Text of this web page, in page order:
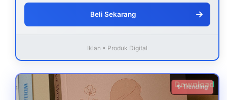
Beli Sekarang →
Iklan • Produk Digital
Download
✨ Trending